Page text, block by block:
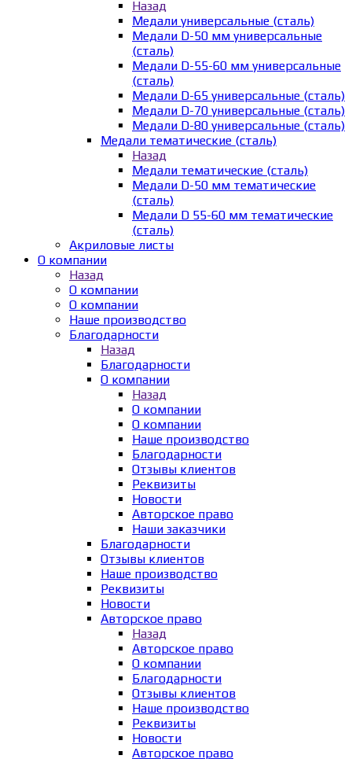
Назад
Медали универсальные (сталь)
Медали D-50 мм универсальные
(сталь)
Медали D-55-60 мм универсальные
(сталь)
Медали D-65 универсальные (сталь)
Медали D-70 универсальные (сталь)
Медали D-80 универсальные (сталь)
Медали тематические (сталь)
Назад
Медали тематические (сталь)
Медали D-50 мм тематические
(сталь)
Медали D 55-60 мм тематические
(сталь)
Акриловые листы
О компании
Назад
О компании
О компании
Наше производство
Благодарности
Назад
Благодарности
О компании
Назад
О компании
О компании
Наше производство
Благодарности
Отзывы клиентов
Реквизиты
Новости
Авторское право
Наши заказчики
Благодарности
Отзывы клиентов
Наше производство
Реквизиты
Новости
Авторское право
Назад
Авторское право
О компании
Благодарности
Отзывы клиентов
Наше производство
Реквизиты
Новости
Авторское право